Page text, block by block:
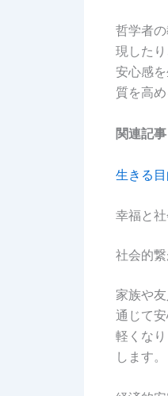
哲学者
現した
安心感
質を高
関連記事
生きる
幸福と
社会的
家族や
通じて
軽くな
します。